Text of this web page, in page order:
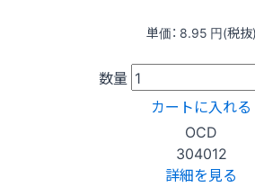
単価： 8.95 円(税抜)
数量
カートに入れる
OCD
304012
詳細を見る